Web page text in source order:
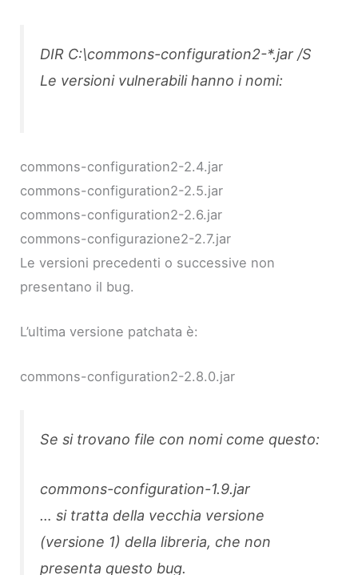
DIR C:\commons-configuration2-*.jar /S
Le versioni vulnerabili hanno i nomi:
commons-configuration2-2.4.jar
commons-configuration2-2.5.jar
commons-configuration2-2.6.jar
commons-configurazione2-2.7.jar
Le versioni precedenti o successive non
presentano il bug.
L’ultima versione patchata è:
commons-configuration2-2.8.0.jar
Se si trovano file con nomi come questo:
commons-configuration-1.9.jar
… si tratta della vecchia versione
(versione 1) della libreria, che non
presenta questo bug.